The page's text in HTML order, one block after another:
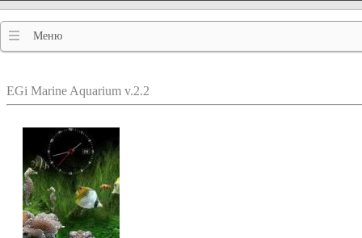
Меню
EGi Marine Aquarium v.2.2